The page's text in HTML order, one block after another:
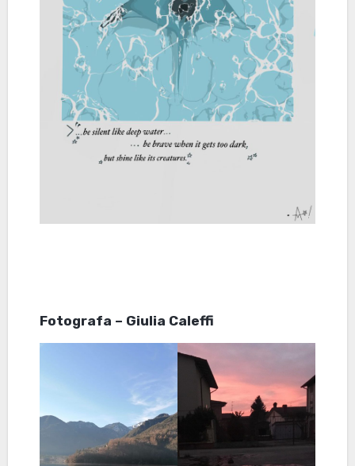
Fotografa – Giulia Caleffi